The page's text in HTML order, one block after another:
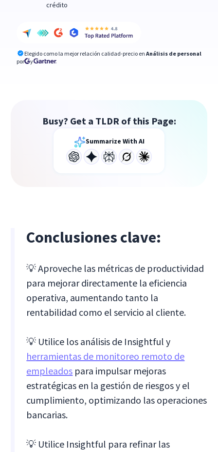
crédito
Elegido como la mejor relación calidad-precio en Análisis de personal
por
y
Busy? Get a TLDR of this Page:
Summarize With AI
Conclusiones clave:
💡 Aproveche las métricas de productividad
para mejorar directamente la eficiencia
operativa, aumentando tanto la
rentabilidad como el servicio al cliente.
💡 Utilice los análisis de Insightful y
herramientas de monitoreo remoto de
empleados para impulsar mejoras
estratégicas en la gestión de riesgos y el
cumplimiento, optimizando las operaciones
bancarias.
💡 Utilice Insightful para refinar las